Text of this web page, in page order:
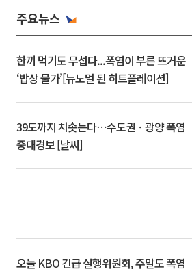
주요뉴스
한끼 먹기도 무섭다...폭염이 부른 뜨거운
‘밥상 물가’[뉴노멀 된 히트플레이션]
39도까지 치솟는다⋯수도권ㆍ광양 폭염
중대경보 [날씨]
오늘 KBO 긴급 실행위원회, 주말도 폭염